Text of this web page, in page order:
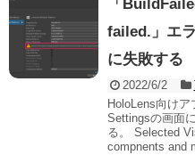
「
failed.」エ
に失敗する
2022/6/2
HoloLens向け
Settingsの画面
る。 Selected
compnents and